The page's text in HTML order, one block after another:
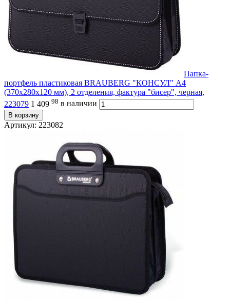
Папка-
портфель пластиковая BRAUBERG "КОНСУЛ" А4
(370х280х120 мм), 2 отделения, фактура "бисер", черная,
223079 1 409 98 в наличии
В корзину
Артикул: 223082